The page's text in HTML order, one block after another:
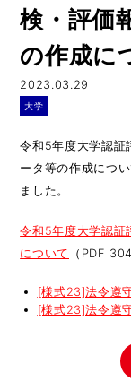
検・評価
の作成に
2023.03.29
大学
令和5年度大学認
ータ等の作成につ
ました。
令和5年度大学認
について
（PDF
[様式23]法令遵
[様式23]法令遵